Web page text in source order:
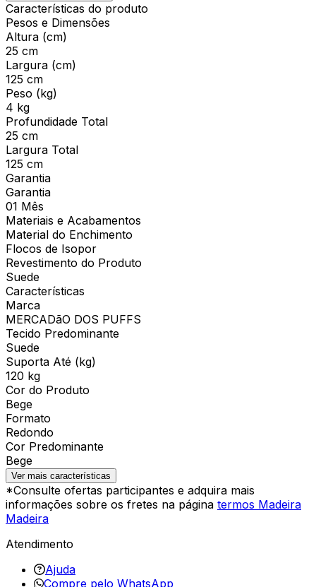
Características do produto
Pesos e Dimensões
Altura (cm)
25 cm
Largura (cm)
125 cm
Peso (kg)
4 kg
Profundidade Total
25 cm
Largura Total
125 cm
Garantia
Garantia
01 Mês
Materiais e Acabamentos
Material do Enchimento
Flocos de Isopor
Revestimento do Produto
Suede
Características
Marca
MERCADãO DOS PUFFS
Tecido Predominante
Suede
Suporta Até (kg)
120 kg
Cor do Produto
Bege
Formato
Redondo
Cor Predominante
Bege
Ver mais características
*Consulte ofertas participantes e adquira mais
informações sobre os fretes na página termos Madeira
Madeira
Atendimento
Ajuda
Compre pelo WhatsApp